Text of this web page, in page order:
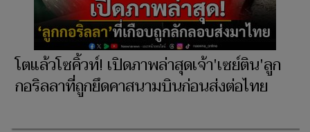
โตแล้วโซคิ้วท์! เปิดภาพล่าสุดเจ้า'เซย์ติน'ลูก
กอริลลาที่ถูกยึดคาสนามบินก่อนส่งต่อไทย